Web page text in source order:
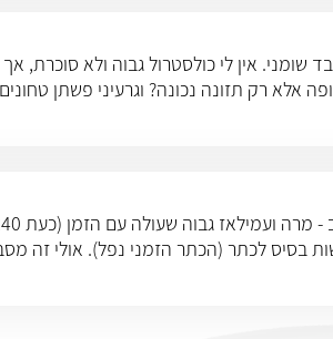
אין לי כולסטרול גבוה ולא סוכרת,
אלא רק תזונה נכונה? וגרעיני פשתן